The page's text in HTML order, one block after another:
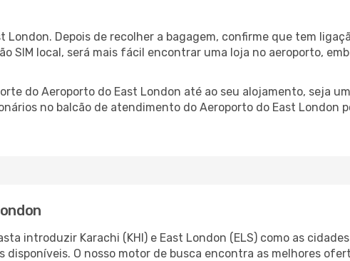
London. Depois de recolher a bagagem, confirme que tem
SIM local, será mais fácil encontrar uma loja no aeroporto,
do Aeroporto do East London até ao seu alojamento, seja
no balcão de atendimento do Aeroporto do East London
introduzir Karachi (KHI) e East London (ELS) como as
disponíveis. O nosso motor de busca encontra as melhores